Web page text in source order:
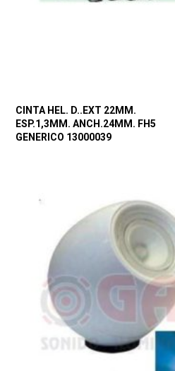
CINTA HEL. D..EXT 22MM.
ESP.1,3MM. ANCH.24MM. FH5
GENERICO 13000039